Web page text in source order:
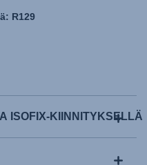
R129
ISOFIX-KIINNITYKSELLÄ